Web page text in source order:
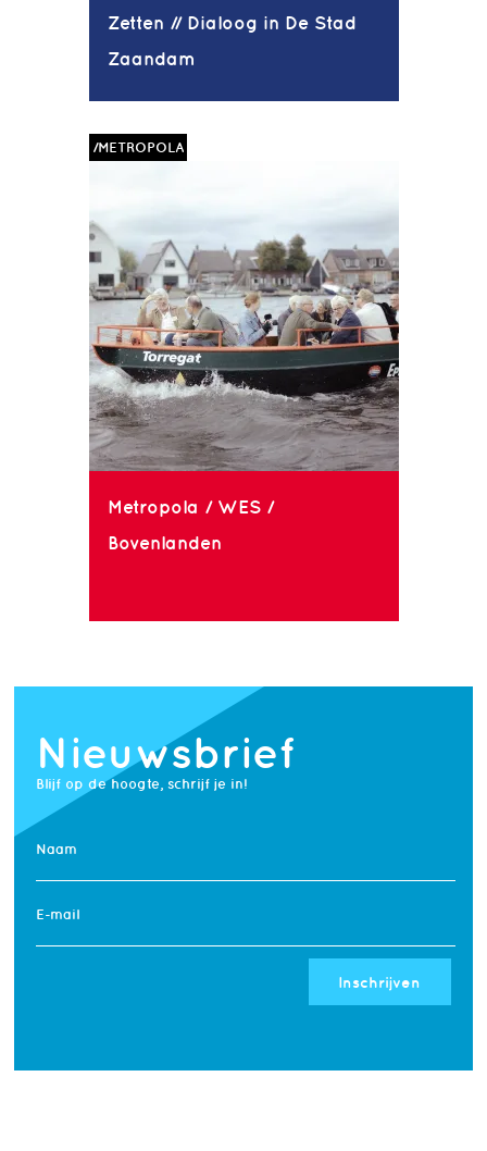
Zetten // Dialoog in De Stad
Zaandam
/METROPOLA
Metropola / WES /
Bovenlanden
Nieuwsbrief
Blijf op de hoogte, schrijf je in!
Naam
E-mail
Inschrijven